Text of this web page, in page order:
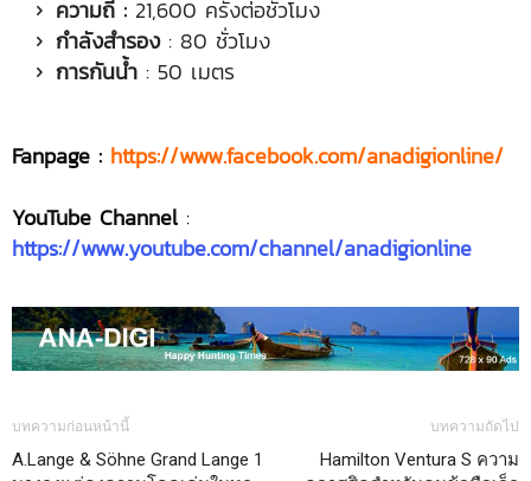
ความถี่ : 21,600 ครั้งต่อชั่วโมง
กำลังสำรอง: 80 ชั่วโมง
การกันน้ำ : 50 เมตร
Fanpage : https://www.facebook.com/anadigionline/
YouTube Channel :
https://www.youtube.com/channel/anadigionline
บทความก่อนหน้านี้
A.Lange & Söhne Grand Lange 1
บทความถัดไป
Hamilton Ventura S ความ